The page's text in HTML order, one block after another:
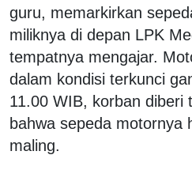
guru, memarkirkan
miliknya di depan LPK
tempatnya mengajar.
dalam kondisi terkunci
11.00 WIB, korban diberi
bahwa sepeda motornya
maling.